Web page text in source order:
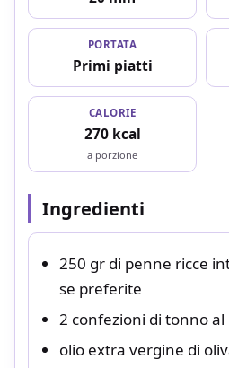
PORTATA
Primi piatti
CALORIE
270 kcal
a porzione
Ingredienti
250 gr di penne ricce
se preferite
2 confezioni di tonno
olio extra vergine di